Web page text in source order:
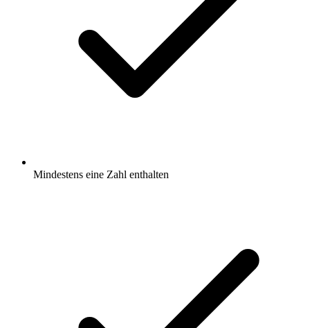
Mindestens eine Zahl enthalten